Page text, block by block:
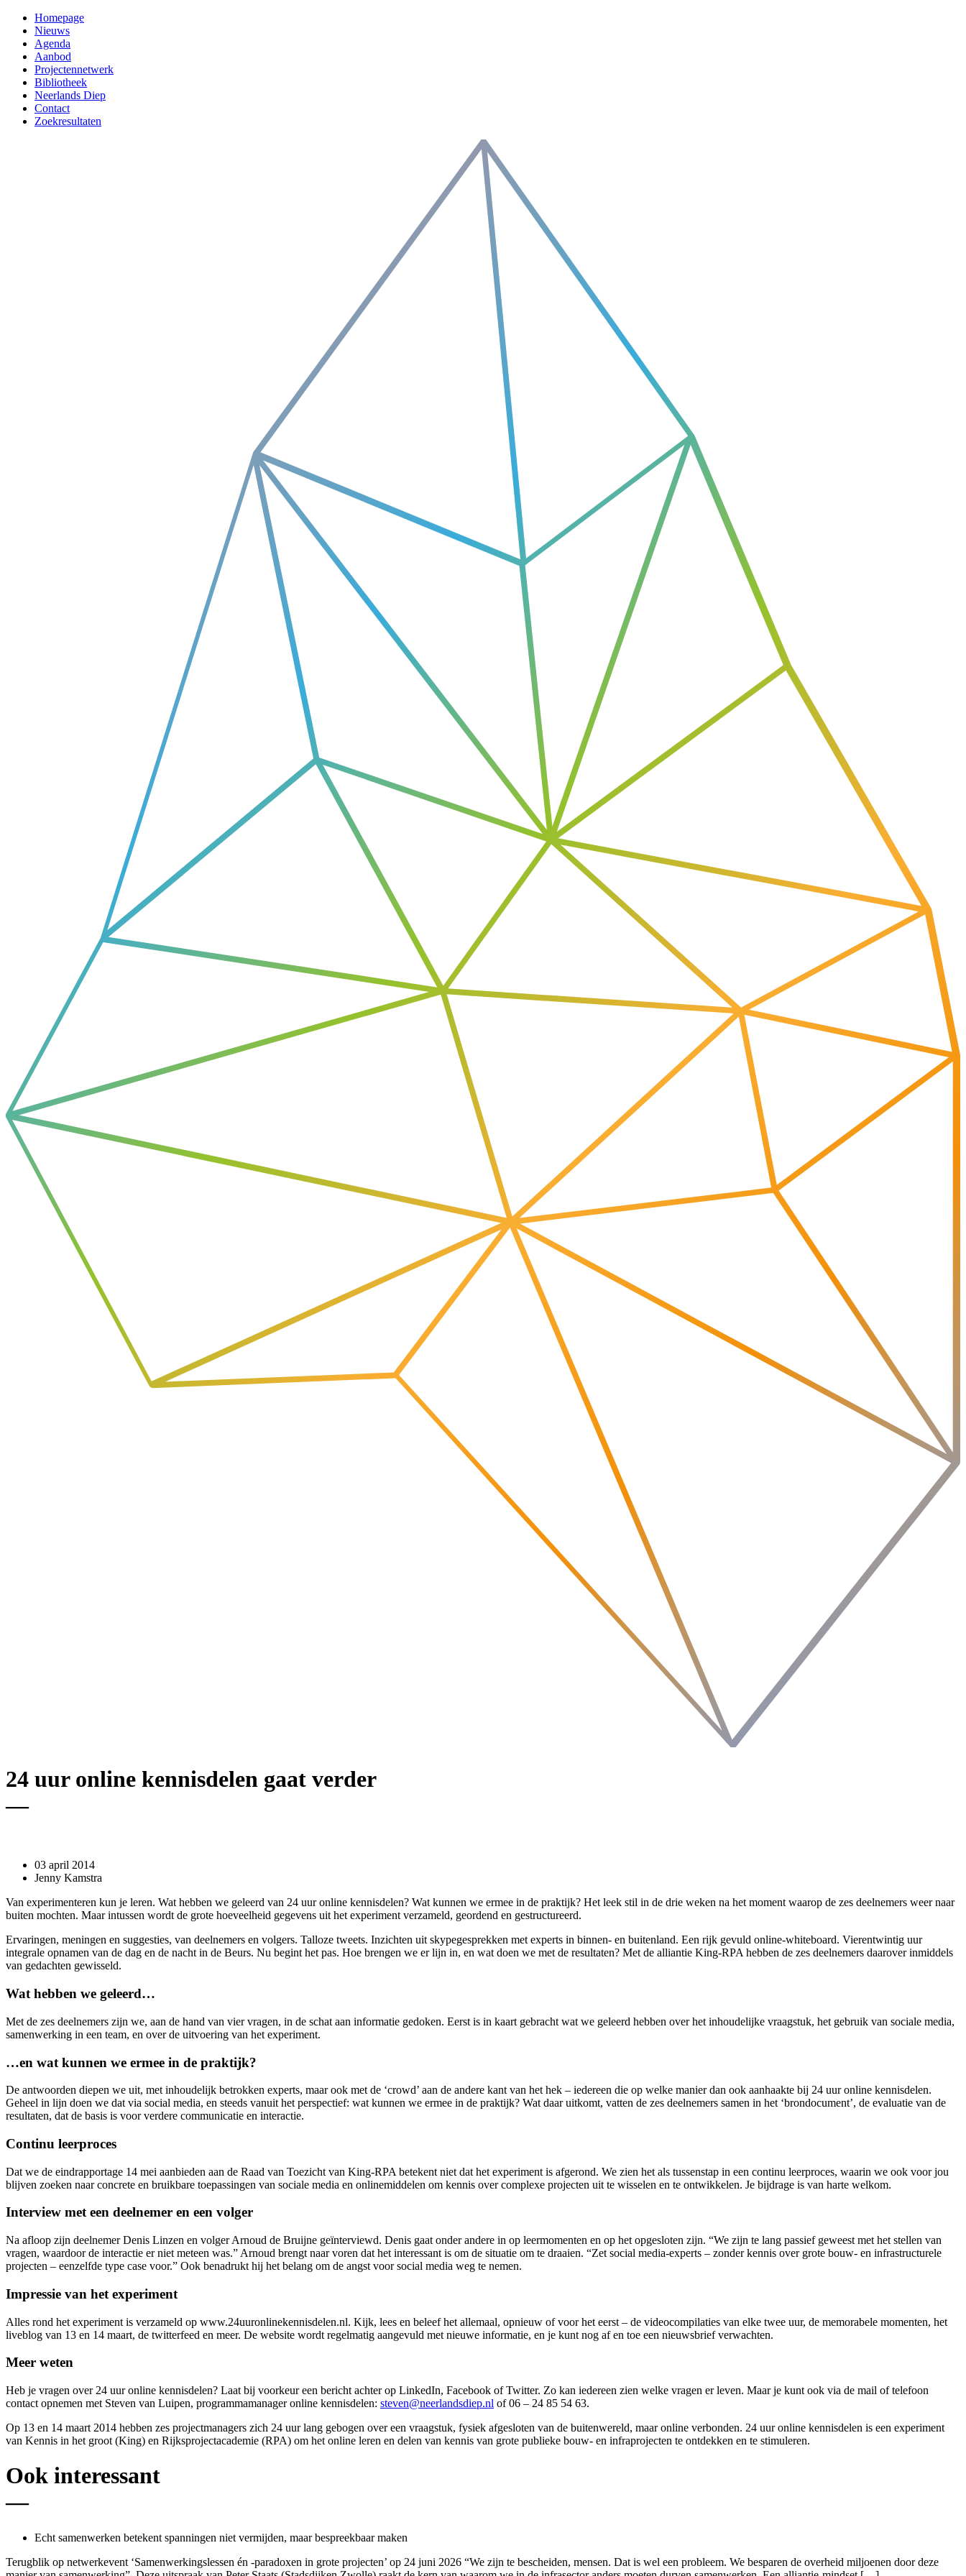
Homepage
Nieuws
Agenda
Aanbod
Projectennetwerk
Bibliotheek
Neerlands Diep
Contact
Zoekresultaten
24 uur online kennisdelen gaat verder
—
03 april 2014
Jenny Kamstra
Van experimenteren kun je leren. Wat hebben we geleerd van 24 uur online kennisdelen? Wat kunnen we ermee in de praktijk? Het leek stil in de drie weken na het moment waarop de zes deelnemers weer naar
buiten mochten. Maar intussen wordt de grote hoeveelheid gegevens uit het experiment verzameld, geordend en gestructureerd.
Ervaringen, meningen en suggesties, van deelnemers en volgers. Talloze tweets. Inzichten uit skypegesprekken met experts in binnen- en buitenland. Een rijk gevuld online-whiteboard. Vierentwintig uur
integrale opnamen van de dag en de nacht in de Beurs. Nu begint het pas. Hoe brengen we er lijn in, en wat doen we met de resultaten? Met de alliantie King-RPA hebben de zes deelnemers daarover inmiddels
van gedachten gewisseld.
Wat hebben we geleerd…
Met de zes deelnemers zijn we, aan de hand van vier vragen, in de schat aan informatie gedoken. Eerst is in kaart gebracht wat we geleerd hebben over het inhoudelijke vraagstuk, het gebruik van sociale media,
samenwerking in een team, en over de uitvoering van het experiment.
…en wat kunnen we ermee in de praktijk?
De antwoorden diepen we uit, met inhoudelijk betrokken experts, maar ook met de ‘crowd’ aan de andere kant van het hek – iedereen die op welke manier dan ook aanhaakte bij 24 uur online kennisdelen.
Geheel in lijn doen we dat via social media, en steeds vanuit het perspectief: wat kunnen we ermee in de praktijk? Wat daar uitkomt, vatten de zes deelnemers samen in het ‘brondocument’, de evaluatie van de
resultaten, dat de basis is voor verdere communicatie en interactie.
Continu leerproces
Dat we de eindrapportage 14 mei aanbieden aan de Raad van Toezicht van King-RPA betekent niet dat het experiment is afgerond. We zien het als tussenstap in een continu leerproces, waarin we ook voor jou
blijven zoeken naar concrete en bruikbare toepassingen van sociale media en onlinemiddelen om kennis over complexe projecten uit te wisselen en te ontwikkelen. Je bijdrage is van harte welkom.
Interview met een deelnemer en een volger
Na afloop zijn deelnemer Denis Linzen en volger Arnoud de Bruijne geïnterviewd. Denis gaat onder andere in op leermomenten en op het opgesloten zijn. “We zijn te lang passief geweest met het stellen van
vragen, waardoor de interactie er niet meteen was.” Arnoud brengt naar voren dat het interessant is om de situatie om te draaien. “Zet social media-experts – zonder kennis over grote bouw- en infrastructurele
projecten – eenzelfde type case voor.” Ook benadrukt hij het belang om de angst voor social media weg te nemen.
Impressie van het experiment
Alles rond het experiment is verzameld op www.24uuronlinekennisdelen.nl. Kijk, lees en beleef het allemaal, opnieuw of voor het eerst – de videocompilaties van elke twee uur, de memorabele momenten, het
liveblog van 13 en 14 maart, de twitterfeed en meer. De website wordt regelmatig aangevuld met nieuwe informatie, en je kunt nog af en toe een nieuwsbrief verwachten.
Meer weten
Heb je vragen over 24 uur online kennisdelen? Laat bij voorkeur een bericht achter op LinkedIn, Facebook of Twitter. Zo kan iedereen zien welke vragen er leven. Maar je kunt ook via de mail of telefoon
contact opnemen met Steven van Luipen, programmamanager online kennisdelen: steven@neerlandsdiep.nl of 06 – 24 85 54 63.
Op 13 en 14 maart 2014 hebben zes projectmanagers zich 24 uur lang gebogen over een vraagstuk, fysiek afgesloten van de buitenwereld, maar online verbonden. 24 uur online kennisdelen is een experiment
van Kennis in het groot (King) en Rijksprojectacademie (RPA) om het online leren en delen van kennis van grote publieke bouw- en infraprojecten te ontdekken en te stimuleren.
Ook interessant
—
Echt samenwerken betekent spanningen niet vermijden, maar bespreekbaar maken
Terugblik op netwerkevent ‘Samenwerkingslessen én -paradoxen in grote projecten’ op 24 juni 2026 “We zijn te bescheiden, mensen. Dat is wel een probleem. We besparen de overheid miljoenen door deze